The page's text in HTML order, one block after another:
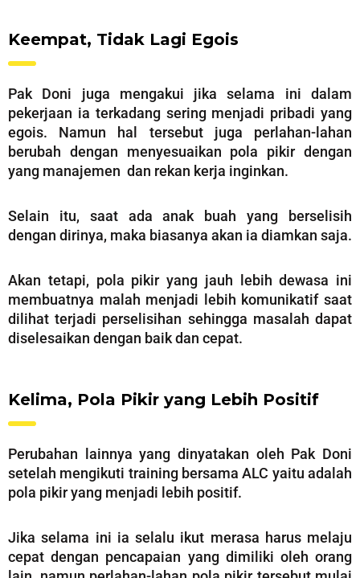
Keempat, Tidak Lagi Egois
Pak Doni juga mengakui jika selama ini dalam
pekerjaan ia terkadang sering menjadi pribadi yang
egois. Namun hal tersebut juga perlahan-lahan
berubah dengan menyesuaikan pola pikir dengan
yang manajemen dan rekan kerja inginkan.
Selain itu, saat ada anak buah yang berselisih
dengan dirinya, maka biasanya akan ia diamkan saja.
Akan tetapi, pola pikir yang jauh lebih dewasa ini
membuatnya malah menjadi lebih komunikatif saat
dilihat terjadi perselisihan sehingga masalah dapat
diselesaikan dengan baik dan cepat.
Kelima, Pola Pikir yang Lebih Positif
Perubahan lainnya yang dinyatakan oleh Pak Doni
setelah mengikuti training bersama ALC yaitu adalah
pola pikir yang menjadi lebih positif.
Jika selama ini ia selalu ikut merasa harus melaju
cepat dengan pencapaian yang dimiliki oleh orang